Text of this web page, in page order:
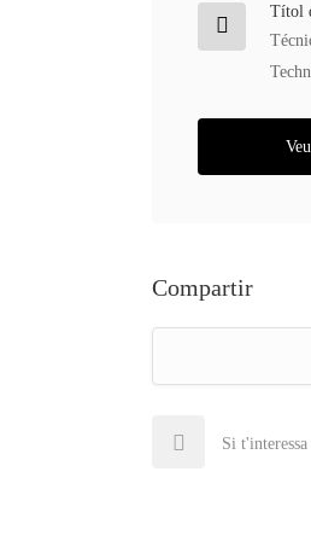
Títol
Compartir
Si